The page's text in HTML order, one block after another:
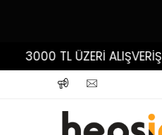
3000 TL ÜZERİ